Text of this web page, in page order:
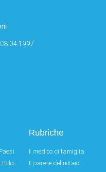
Rubriche
Il medico di famiglia
Il parere del notaio